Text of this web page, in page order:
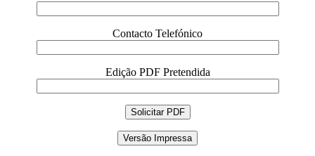
Contacto Telefónico
Edição PDF Pretendida
Versão Impressa